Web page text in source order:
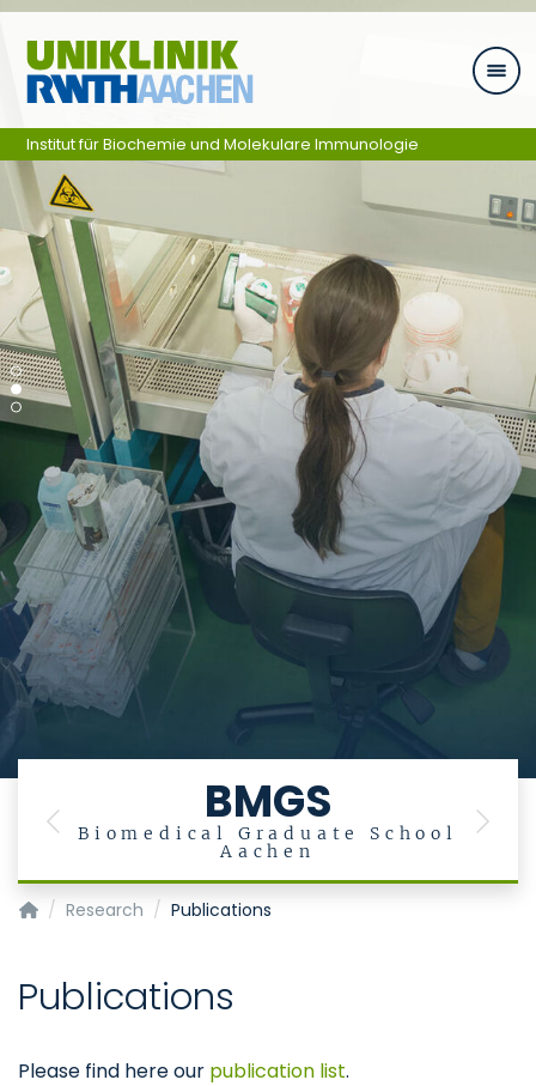
Zum Inhalt springen
BMGS
Biomedical Graduate School
Aachen
Previous Next
Institut für Biochemie und Molekulare Immunologie
Institut für Biochemie und Molekulare Immunologie
Research Publications
Publications
Please find here our publication list.